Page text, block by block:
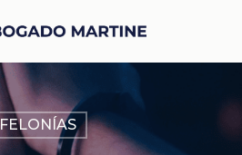
FELONÍAS